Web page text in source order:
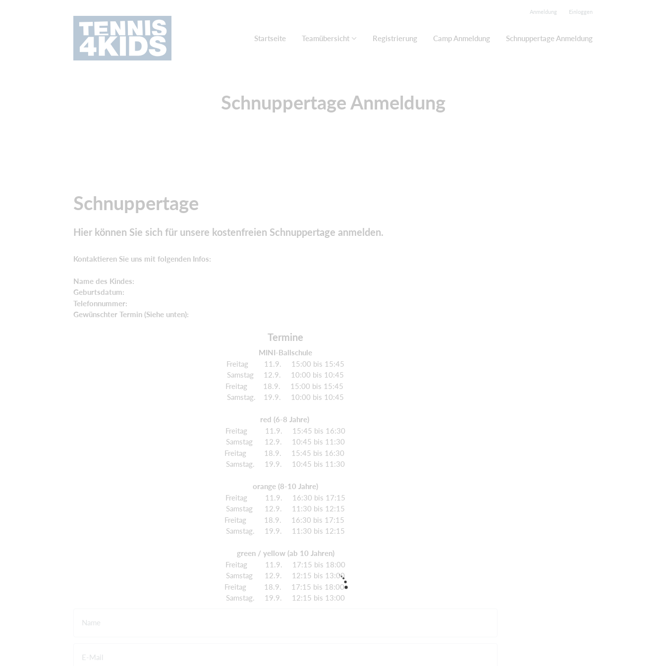
Anmeldung Einloggen
Startseite Teamübersicht Registrierung Camp Anmeldung Schnuppertage Anmeldung
Schnuppertage Anmeldung
Schnuppertage
Hier können Sie sich für unsere kostenfreien Schnuppertage anmelden.
Kontaktieren Sie uns mit folgenden Infos:
Name des Kindes:
Geburtsdatum:
Telefonnummer:
Gewünschter Termin (Siehe unten):
Termine
MINI-Ballschule
Freitag 11.9. 15:00 bis 15:45
Samstag 12.9. 10:00 bis 10:45
Freitag 18.9. 15:00 bis 15:45
Samstag. 19.9. 10:00 bis 10:45
red (6-8 Jahre)
Freitag 11.9. 15:45 bis 16:30
Samstag 12.9. 10:45 bis 11:30
Freitag 18.9. 15:45 bis 16:30
Samstag. 19.9. 10:45 bis 11:30
orange (8-10 Jahre)
Freitag 11.9. 16:30 bis 17:15
Samstag 12.9. 11:30 bis 12:15
Freitag 18.9. 16:30 bis 17:15
Samstag. 19.9. 11:30 bis 12:15
green / yellow (ab 10 Jahren)
Freitag 11.9. 17:15 bis 18:00
Samstag 12.9. 12:15 bis 13:00
Freitag 18.9. 17:15 bis 18:00
Samstag. 19.9. 12:15 bis 13:00
Name
E-Mail